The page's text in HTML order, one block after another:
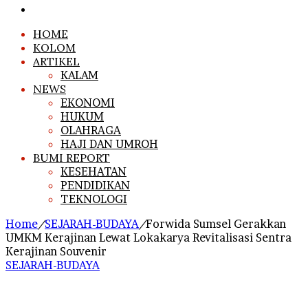
HOME
KOLOM
ARTIKEL
KALAM
NEWS
EKONOMI
HUKUM
OLAHRAGA
HAJI DAN UMROH
BUMI REPORT
KESEHATAN
PENDIDIKAN
TEKNOLOGI
Home/SEJARAH-BUDAYA/Forwida Sumsel Gerakkan
UMKM Kerajinan Lewat Lokakarya Revitalisasi Sentra
Kerajinan Souvenir
SEJARAH-BUDAYA